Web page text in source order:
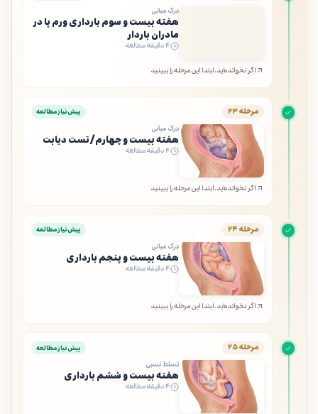
درک میانی
هفته بیست و سوم بارداری ورم پا در
مادران باردار
۴ دقیقه مطالعه
اگر نخوانده‌اید، ابتدا این مرحله را ببینید
مرحله ۲۳ پیش‌نیاز مطالعه
درک میانی
هفته بیست و چهارم/تست دیابت
۴ دقیقه مطالعه
اگر نخوانده‌اید، ابتدا این مرحله را ببینید
مرحله ۲۴ پیش‌نیاز مطالعه
درک میانی
هفته بیست و پنجم بارداری
۴ دقیقه مطالعه
اگر نخوانده‌اید، ابتدا این مرحله را ببینید
مرحله ۲۵ پیش‌نیاز مطالعه
تسلط نسبی
هفته بیست و ششم بارداری
۴ دقیقه مطالعه